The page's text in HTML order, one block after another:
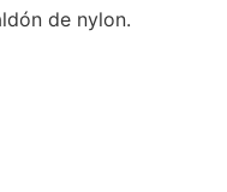
de nylon.